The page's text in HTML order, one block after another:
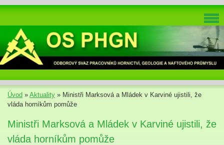
Úvod » Aktuality » Ministři Marksová a Mládek v Karviné ujistili, že
vláda horníkům pomůže
Ministři Marksová a Mládek v Karviné ujistili, že
vláda horníkům pomůže